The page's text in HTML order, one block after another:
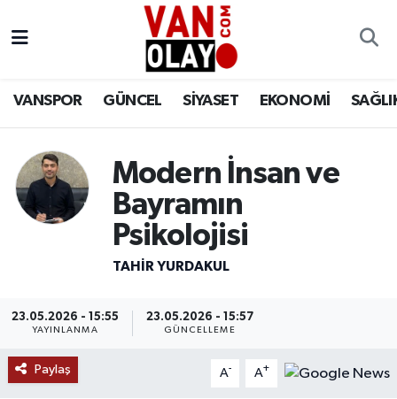
VANSPOR GÜNCEL SİYASET EKONOMİ
Modern İnsan ve
Bayramın
Psikolojisi
TAHIR YURDAKUL
23.05.2026 - 15:55
YAYINLANMA
23.05.2026 - 15:57
GÜNCELLEME
Paylaş A- A+
Siyaset
Ekonomi
Bilim & Teknoloji
Dünya
Van Nöbetçi Eczaneler
Van Namaz Vakitleri
Van Trafik Yoğunluk Haritası
Süper Lig Puan Durumu ve Fikstür
Son Dakika Haberleri
Haber Arşivi